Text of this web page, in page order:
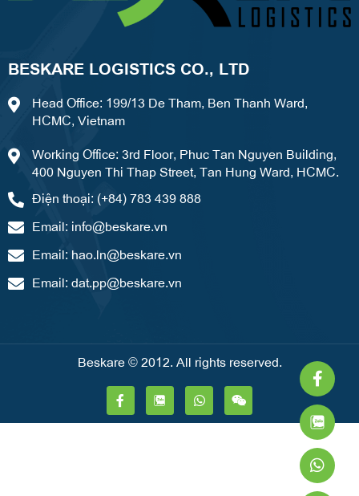
f
BESKARE LOGISTICS CO., LTD
Head Office: 199/13 De Tham, Ben Thanh Ward,
HCMC, Vietnam
Working Office: 3rd Floor, Phuc Tan Nguyen Building,
400 Nguyen Thi Thap Street, Tan Hung Ward, HCMC.
Điện thoại: (+84) 783 439 888
Email: info@beskare.vn
Email: hao.ln@beskare.vn
Email: dat.pp@beskare.vn
Beskare © 2012. All rights reserved.
F
a
c
W
h
a
W
e
i